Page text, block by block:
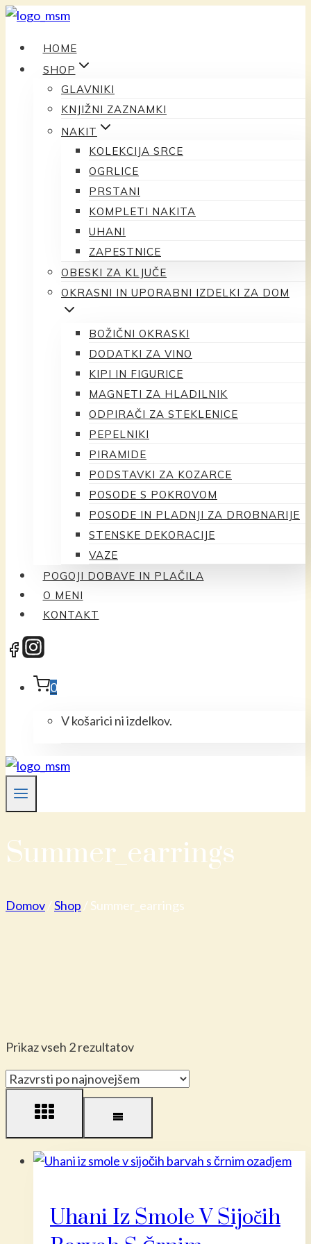
Preskoči
vsebinoHOME
SHOP
GLAVNIKI
KNJIŽNI ZAZNAMKI
NAKIT
KOLEKCIJA SRCE
OGRLICE
PRSTANI
KOMPLETI NAKITA
UHANI
ZAPESTNICE
OBESKI ZA KLJUČE
OKRASNI IN UPORABNI IZDELKI ZA DOM
BOŽIČNI OKRASKI
DODATKI ZA VINO
KIPI IN FIGURICE
MAGNETI ZA HLADILNIK
ODPIRAČI ZA STEKLENICE
PEPELNIKI
PIRAMIDE
PODSTAVKI ZA KOZARCE
POSODE S POKROVOM
POSODE IN PLADNJI ZA DROBNARIJE
STENSKE DEKORACIJE
VAZE
POGOJI DOBAVE IN PLAČILA
O MENI
KONTAKT
0
V košarici ni izdelkov.
Summer_earrings
Domov/Shop / Summer_earrings
Prikaz vseh 2 rezultatovRazvrščeno
datumu
Uhani Iz Smole V Sijočih